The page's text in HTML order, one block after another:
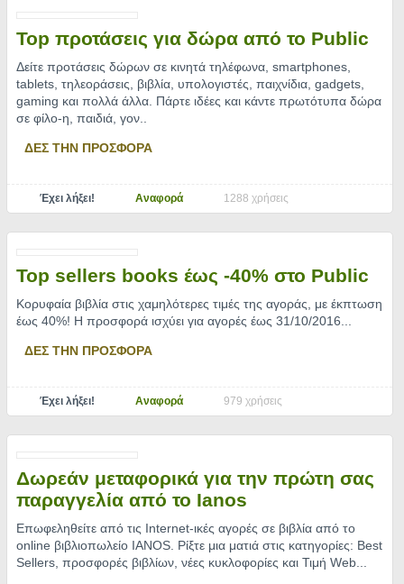
Top προτάσεις για δώρα από το Public
Δείτε προτάσεις δώρων σε κινητά τηλέφωνα, smartphones,
tablets, τηλεοράσεις, βιβλία, υπολογιστές, παιχνίδια, gadgets,
gaming και πολλά άλλα. Πάρτε ιδέες και κάντε πρωτότυπα δώρα
σε φίλο-η, παιδιά, γον..
ΔΕΣ ΤΗΝ ΠΡΟΣΦΟΡΑ
Έχει λήξει! Αναφορά 1288 χρήσεις
Top sellers books έως -40% στο Public
Κορυφαία βιβλία στις χαμηλότερες τιμές της αγοράς, με έκπτωση
έως 40%! Η προσφορά ισχύει για αγορές έως 31/10/2016.
ΔΕΣ ΤΗΝ ΠΡΟΣΦΟΡΑ
Έχει λήξει! Αναφορά 979 χρήσεις
Δωρεάν μεταφορικά για την πρώτη σας
παραγγελία από το Ianos
Επωφεληθείτε από τις Internet-ικές αγορές σε βιβλία από το
online βιβλιοπωλείο IANOS. Ρίξτε μια ματιά στις κατηγορίες: Best
Sellers, προσφορές βιβλίων, νέες κυκλοφορίες και Τιμή Web.